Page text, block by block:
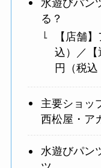
水遊びパン
る？
【店舗
込）／【
円（税込
主要ショッ
西松屋・ア
水遊びパン